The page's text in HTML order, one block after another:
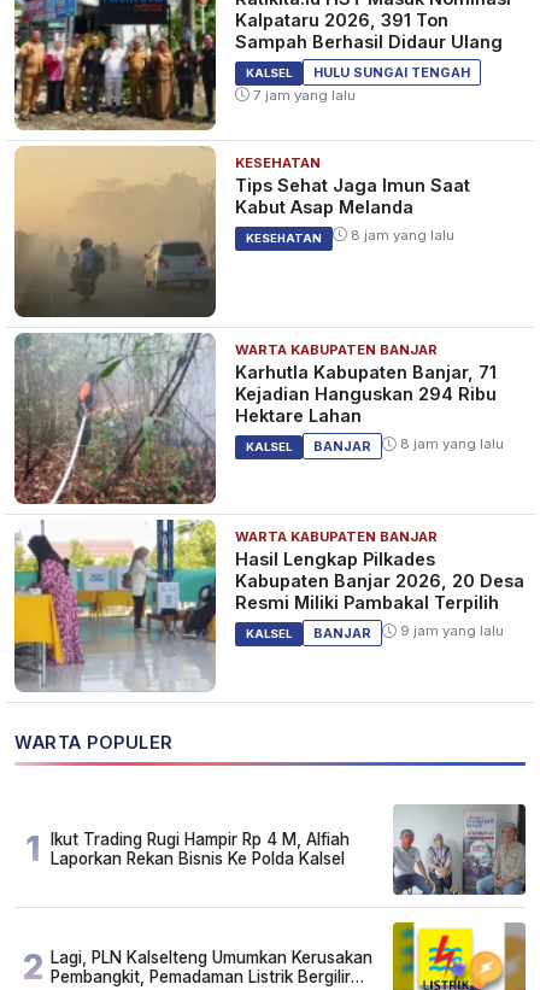
Kalpataru 2026, 391 Ton
Sampah Berhasil Didaur Ulang
KALSEL
HULU SUNGAI TENGAH
7 jam yang lalu
KESEHATAN
Tips Sehat Jaga Imun Saat
Kabut Asap Melanda
KESEHATAN 8 jam yang lalu
WARTA KABUPATEN BANJAR
Karhutla Kabupaten Banjar, 71
Kejadian Hanguskan 294 Ribu
Hektare Lahan
KALSEL BANJAR 8 jam yang lalu
WARTA KABUPATEN BANJAR
Hasil Lengkap Pilkades
Kabupaten Banjar 2026, 20 Desa
Resmi Miliki Pambakal Terpilih
KALSEL BANJAR 9 jam yang lalu
WARTA POPULER
1
Ikut Trading Rugi Hampir Rp 4 M, Alfiah
Laporkan Rekan Bisnis Ke Polda Kalsel
2 Lagi, PLN Kalselteng Umumkan Kerusakan
Pembangkit, Pemadaman Listrik Bergilir